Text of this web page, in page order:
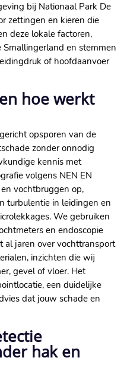
bij Nationaal Park De
zettingen en kieren die
deze lokale factoren,
en stemmen
of hoofdaanvoer
hoe werkt
opsporen van de
zonder onnodig
kennis met
volgens NEN EN
vochtbruggen op,
turbulentie in leidingen en
We gebruiken
en endoscopie
al jaren over vochttransport
inzichten die wij
gevel of vloer.​ Het
een duidelijke
dat jouw schade en
hak en